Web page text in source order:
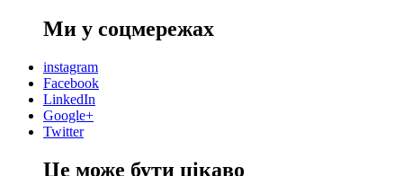
Ми у соцмережах
instagram
Facebook
LinkedIn
Google+
Twitter
Це може бути цікаво